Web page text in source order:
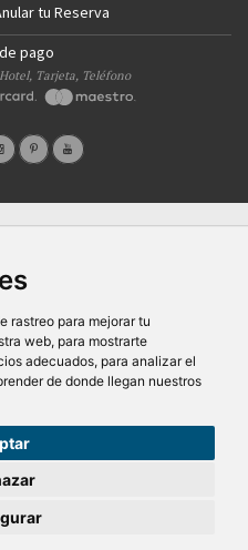
rastreo para mejorar tu
web, para mostrarte
adecuados, para analizar el
de donde llegan nuestros
€
tu Reserva
pago
Tarjeta, Teléfono
de Portugal, 25 Bajo. Lugo 27002 – España
reservados